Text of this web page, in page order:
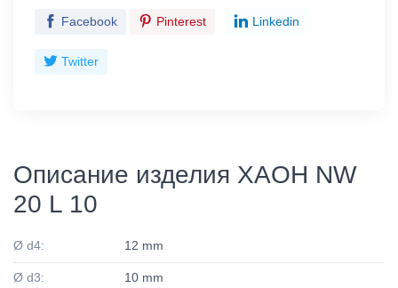
Facebook Pinterest Linkedin
Twitter
Описание изделия XAOH NW
20 L 10
Ø d4: 12 mm
Ø d3: 10 mm